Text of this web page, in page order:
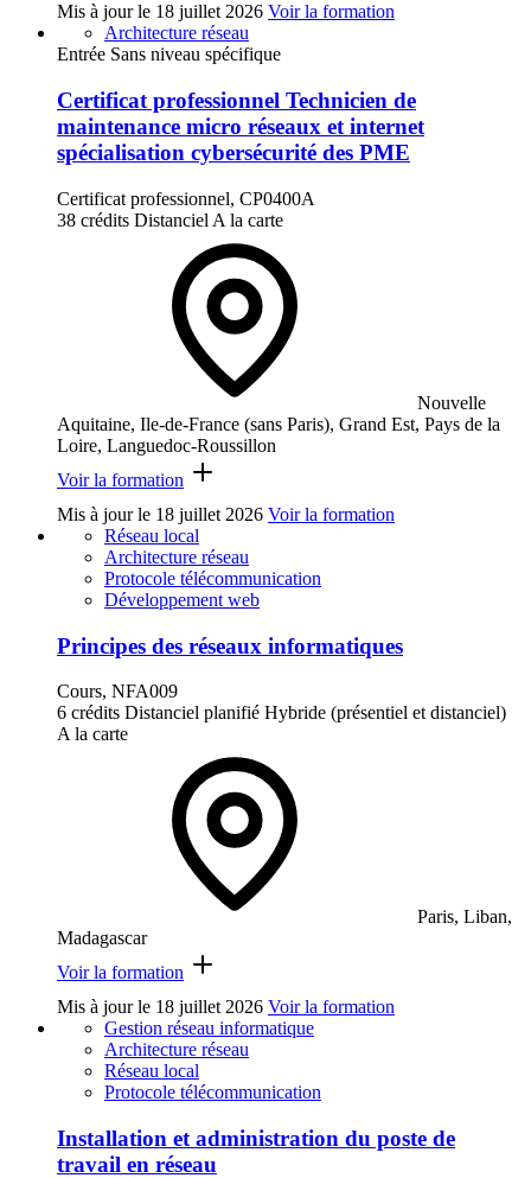
Mis à jour le 18 juillet 2026 Voir la formation
Architecture réseau
Entrée Sans niveau spécifique
Certificat professionnel Technicien de
maintenance micro réseaux et internet
spécialisation cybersécurité des PME
Certificat professionnel, CP0400A
38 crédits Distanciel A la carte
Nouvelle
Aquitaine, Ile-de-France (sans Paris), Grand Est, Pays de la
Loire, Languedoc-Roussillon
Voir la formation
Mis à jour le 18 juillet 2026 Voir la formation
Réseau local
Architecture réseau
Protocole télécommunication
Développement web
Principes des réseaux informatiques
Cours, NFA009
6 crédits Distanciel planifié Hybride (présentiel et distanciel)
A la carte
Paris, Liban,
Madagascar
Voir la formation
Mis à jour le 18 juillet 2026 Voir la formation
Gestion réseau informatique
Architecture réseau
Réseau local
Protocole télécommunication
Installation et administration du poste de
travail en réseau